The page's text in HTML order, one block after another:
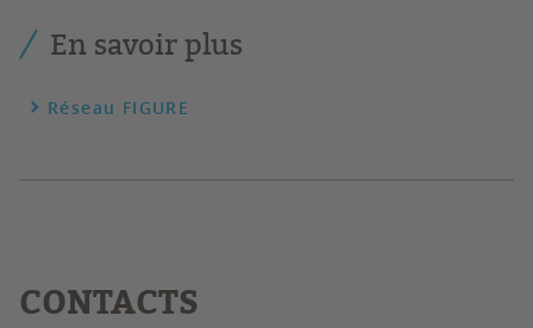
En savoir plus
Réseau FIGURE
CONTACTS